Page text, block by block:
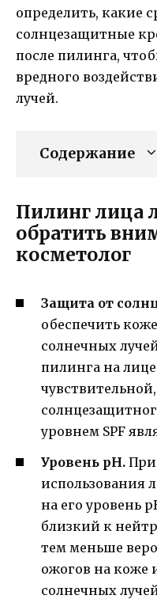
определить, какие
солнцезащитные
после пилинга,
вредного
лучей.
Содержание
Пилинг лица
обратить
косметолог
Защита от
обеспечить
солнечных
пилинга на
уровнем SPF
Уровень pH. При
использования
на его уровень
близкий к
тем меньше
ожогов на коже
солнечных